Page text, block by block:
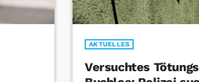
AKTUELLES
Versuchtes